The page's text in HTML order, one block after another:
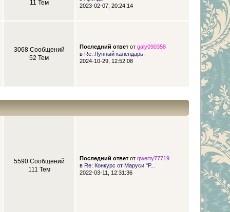
11 Тем
2023-02-07, 20:24:14
3068 Сообщений
52 Тем
Последний ответот galy090358
в Re: Лунный календарь.
2024-10-29, 12:52:08
5590 Сообщений
111 Тем
Последний ответот qwerty77719
в Re: Конкурс от Маруси "Р...
2022-03-11, 12:31:36